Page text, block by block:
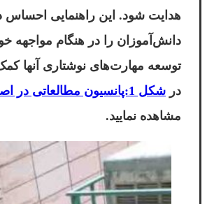
هدایت شود. این راهنمایی احساس
دانش‌آموزان را در هنگام مواجهه
توسعه مهارت‌های نوشتاری آنها
در شکل 1:پانسیون مطالعاتی در اصفهان
مشاهده نمایید.